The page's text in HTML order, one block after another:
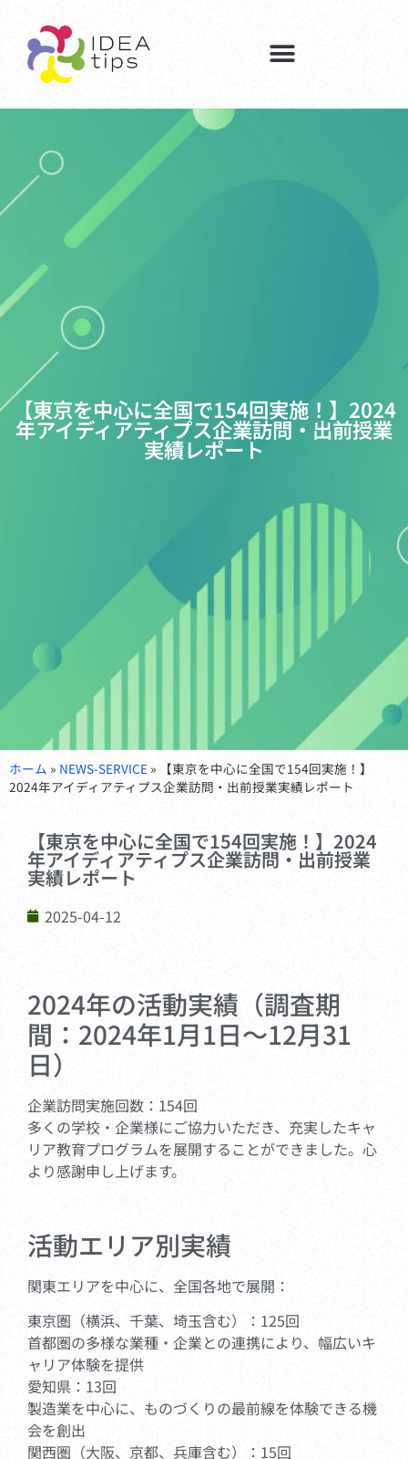
【東京を中心に全国で154回実施！】2024
年アイディアティプス企業訪問・出前授業
実績レポート
ホーム » NEWS-SERVICE »
【東京を中心に全国で154回実施！】
2024年アイディアティプス企業訪問・出前授業実績レポート
【東京を中心に全国で154回実施！】2024
年アイディアティプス企業訪問・出前授業
実績レポート
2025-04-12
2024年の活動実績（調査期
間：2024年1月1日～12月31
日）
企業訪問実施回数：154回
多くの学校・企業様にご協力いただき、充実したキャ
リア教育プログラムを展開することができました。心
より感謝申し上げます。
活動エリア別実績
関東エリアを中心に、全国各地で展開：
東京圏（横浜、千葉、埼玉含む）：125回
首都圏の多様な業種・企業との連携により、幅広いキ
ャリア体験を提供
愛知県：13回
製造業を中心に、ものづくりの最前線を体験できる機
会を創出
関西圏（大阪、京都、兵庫含む）：15回